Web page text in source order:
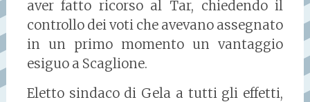
aver fatto ricorso al Tar, chiedendo il
controllo dei voti che avevano assegnato
in un primo momento un vantaggio
esiguo a Scaglione.
Eletto sindaco di Gela a tutti gli effetti,